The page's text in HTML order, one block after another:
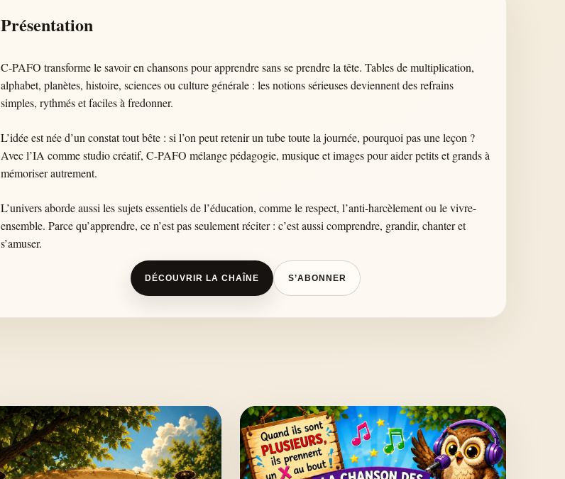
Présentation
C-PAFO transforme le savoir en chansons pour apprendre sans se prendre la tête. Tables de multiplication,
alphabet, planètes, histoire, sciences ou culture générale : les notions sérieuses deviennent des refrains
simples, rythmés et faciles à fredonner.
L’idée est née d’un constat tout bête : si l’on peut retenir un tube toute la journée, pourquoi pas une leçon ?
Avec l’IA comme studio créatif, C-PAFO mélange pédagogie, musique et images pour aider petits et grands à
mémoriser autrement.
L’univers aborde aussi les sujets essentiels de l’éducation, comme le respect, l’anti-harcèlement ou le vivre-
ensemble. Parce qu’apprendre, ce n’est pas seulement réciter : c’est aussi comprendre, grandir, chanter et
s’amuser.
DÉCOUVRIR LA CHAÎNE S’ABONNER